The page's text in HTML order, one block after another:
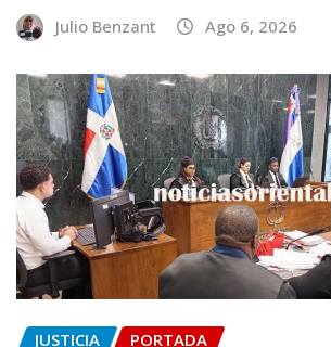
Julio Benzant Ago 6, 2026
JUSTICIA PORTADA